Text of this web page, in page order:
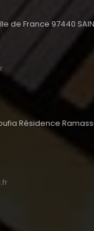
de France 97440
Résidence